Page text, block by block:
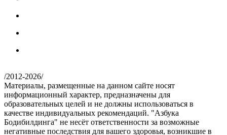
/2012-2026/
Материалы, размещенные на данном сайте носят
информационный характер, предназначены для
образовательных целей и не должны использоваться в
качестве индивидуальных рекомендаций. "Азбука
Бодибилдинга" не несёт ответственности за возможные
негативные последствия для вашего здоровья, возникшие в